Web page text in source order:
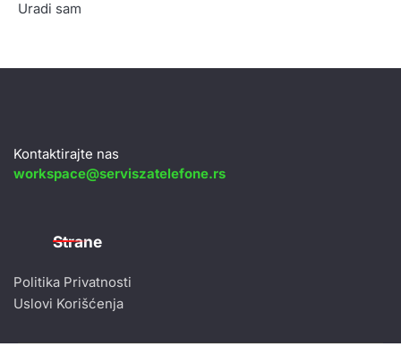
Uradi sam
Kontaktirajte nas
workspace@serviszatelefone.rs
Strane
Politika Privatnosti
Uslovi Korišćenja